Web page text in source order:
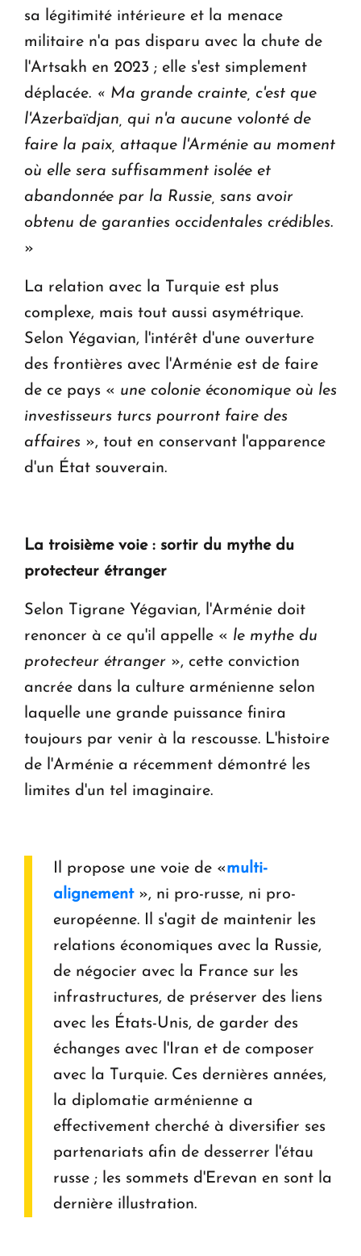
sa légitimité intérieure et la menace
militaire n'a pas disparu avec la chute de
l'Artsakh en 2023 ; elle s'est simplement
déplacée. « Ma grande crainte, c'est que
l'Azerbaïdjan, qui n'a aucune volonté de
faire la paix, attaque l'Arménie au moment
où elle sera suffisamment isolée et
abandonnée par la Russie, sans avoir
obtenu de garanties occidentales crédibles.
»
La relation avec la Turquie est plus
complexe, mais tout aussi asymétrique.
Selon Yégavian, l'intérêt d'une ouverture
des frontières avec l'Arménie est de faire
de ce pays « une colonie économique où les
investisseurs turcs pourront faire des
affaires », tout en conservant l'apparence
d'un État souverain.
La troisième voie : sortir du mythe du
protecteur étranger
Selon Tigrane Yégavian, l'Arménie doit
renoncer à ce qu'il appelle « le mythe du
protecteur étranger », cette conviction
ancrée dans la culture arménienne selon
laquelle une grande puissance finira
toujours par venir à la rescousse. L'histoire
de l'Arménie a récemment démontré les
limites d'un tel imaginaire.
Il propose une voie de «multi-
alignement », ni pro-russe, ni pro-
européenne. Il s'agit de maintenir les
relations économiques avec la Russie,
de négocier avec la France sur les
infrastructures, de préserver des liens
avec les États-Unis, de garder des
échanges avec l'Iran et de composer
avec la Turquie. Ces dernières années,
la diplomatie arménienne a
effectivement cherché à diversifier ses
partenariats afin de desserrer l'étau
russe ; les sommets d'Erevan en sont la
dernière illustration.